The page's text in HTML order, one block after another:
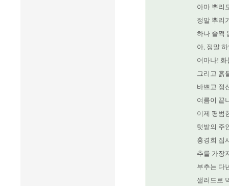
아마 뿌리
정말 뿌리
하나 슬쩍
아, 정말
어마나! 화
그리고 흙
바쁘고 정
여름이 끝
이제 평범
텃밭의 주
홍경희 집
추를 가장
부추는 다
샐러드로